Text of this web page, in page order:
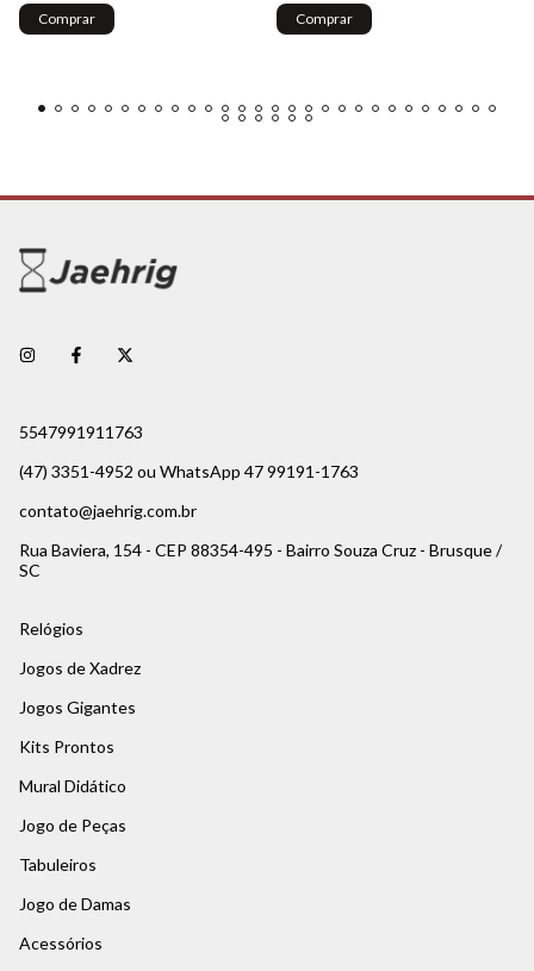
Comprar Comprar
5547991911763
(47) 3351-4952 ou WhatsApp 47 99191-1763
contato@jaehrig.com.br
Rua Baviera, 154 - CEP 88354-495 - Bairro Souza Cruz - Brusque /
SC
Relógios
Jogos de Xadrez
Jogos Gigantes
Kits Prontos
Mural Didático
Jogo de Peças
Tabuleiros
Jogo de Damas
Acessórios